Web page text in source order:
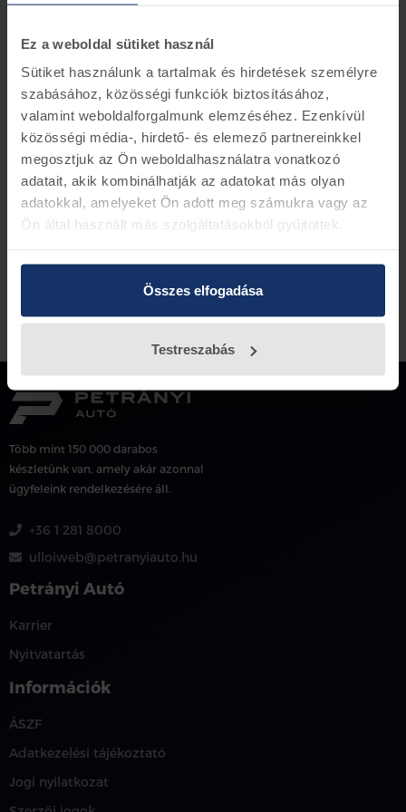
Ez a weboldal sütiket használ
Sütiket használunk a tartalmak és hirdetések személyre
szabásához, közösségi funkciók biztosításához,
valamint weboldalforgalmunk elemzéséhez. Ezenkívül
közösségi média-, hirdető- és elemező partnereinkkel
megosztjuk az Ön weboldalhasználatra vonatkozó
adatait, akik kombinálhatják az adatokat más olyan
adatokkal, amelyeket Ön adott meg számukra vagy az
Ön által használt más szolgáltatásokból gyűjtöttek.
Összes elfogadása
Testreszabás
Információk Készletinformáció
Ford alkatrész szám 3F1A-12A648-AB
Vissza az előző oldalra
Több mint 150 000 darabos
készletünk van, amely akár azonnal
ügyfeleink rendelkezésére áll.
+36 1 281 8000
ulloiweb@petranyiauto.hu
Petrányi Autó
Karrier
Nyitvatartás
Információk
ÁSZF
Adatkezelési tájékoztató
Jogi nyilatkozat